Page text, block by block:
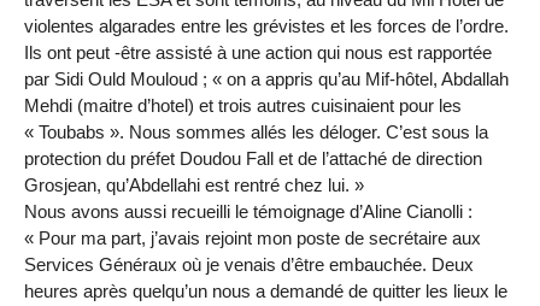
violentes algarades entre les grévistes et les forces de l’ordre.
Ils ont peut -être assisté à une action qui nous est rapportée
par Sidi Ould Mouloud ; « on a appris qu’au Mif-hôtel, Abdallah
Mehdi (maitre d’hotel) et trois autres cuisinaient pour les
« Toubabs ». Nous sommes allés les déloger. C’est sous la
protection du préfet Doudou Fall et de l’attaché de direction
Grosjean, qu’Abdellahi est rentré chez lui. »
Nous avons aussi recueilli le témoignage d’Aline Cianolli :
« Pour ma part, j’avais rejoint mon poste de secrétaire aux
Services Généraux où je venais d’être embauchée. Deux
heures après quelqu’un nous a demandé de quitter les lieux le